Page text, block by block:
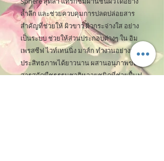
ล้ำลึก และช่วยควบคุมการปลดปล่อยสาร
สำคัญที่ช่วยให้ ผิวขาว ผิวกระจ่างใส อย่าง
เป็นระบบ ช่วยให้ส่วนประกอบต่างๆ ใน อิม
เพรสซีฟ ไวท์เทนนิ่ง มาส์ก ทำงานอย่างเต็ม
ประสิทธภาพได้ยาวนาน ผสานอนุภาพของ
สารสกัดพืชธรรมชาติหลายชนิดที่ช่วยฟื้นฟู